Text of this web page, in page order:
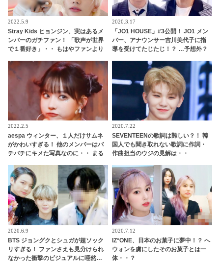
2022.5.9
Stray Kids ヒョンジン、実はあるメ
ンバーのガチファン！ 「歌声が世界
で１番好き」・・ もはやファンより
ていることが明らかに
2020.3.17
「JO1 HOUSE」#3公開！ JO1 メン
バー、アナウンサー吉川美代子に指
導を受けてたじたじ！？ …予想外？
ル分けに注目・・
2022.2.5
aespa ウィンター、１人だけサムネ
がかわいすぎる！ 他のメンバーはバ
チバチにキメた写真なのに・・ まる
ジュアルに思わず再生する人続出
2020.7.22
SEVENTEENの歌詞は難しい？！ 韓
国人でも聞き取れない歌詞に作詞・
作曲担当のウジの見解は・・
2020.6.9
BTS ジョングクとシュガが超ソック
リすぎる！ ファンさえも見分けられ
なかった衝撃のビジュアルに唖然…
2020.7.12
IZ*ONE、日本のお菓子に夢中！？ へ
ウォンを虜にしたそのお菓子とは一
体・・？